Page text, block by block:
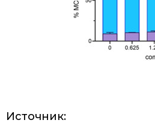
Источник: